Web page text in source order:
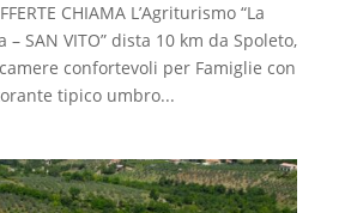
CHIAMA L’Agriturismo “La
– SAN VITO” dista 10 km da Spoleto,
confortevoli per Famiglie con
tipico umbro...